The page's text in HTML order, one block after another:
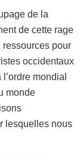
de la
de cette rage
pour
occidentaux
mondial
monde
lesquelles nous